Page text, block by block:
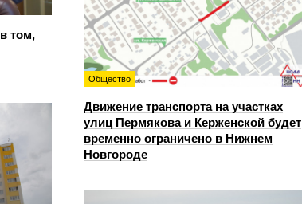
том,
Общество
Движение транспорта на участках
улиц Пермякова и Керженской будет
временно ограничено в Нижнем
Новгороде